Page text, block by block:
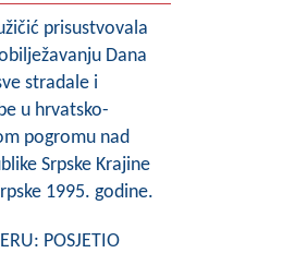
prisustvovala
Dana
stradale i
u hrvatsko-
pogromu nad
Srpske Krajine
1995. godine.
POSJETIO